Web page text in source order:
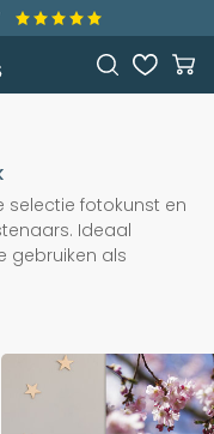
selectie fotokunst en
Ideaal
gebruiken als